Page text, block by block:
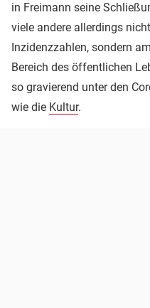
in Freimann seine
viele andere allerdings
Inzidenzzahlen, sondern
Bereich des öffentlichen
so gravierend unter den
wie die Kultur.